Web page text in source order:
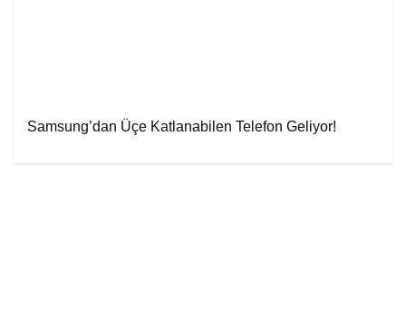
Samsung’dan Üçe Katlanabilen Telefon Geliyor!